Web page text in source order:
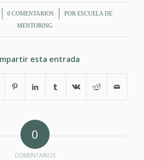
0 COMENTARIOS
/ POR ESCUELA DE
MENTORING
esta entrada
0
COMENTARIOS